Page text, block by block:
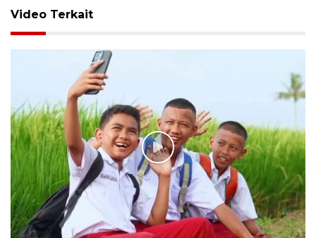
Video Terkait